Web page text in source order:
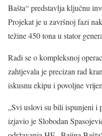
Bašta“ predstavlja ključnu
Projekat je u završnoj fazi
težine 450 tona u stator
Radi se o kompleksnoj
zahtjevala je precizan rad
iskusnu ekipu i povoljne
„Svi uslovi su bili ispunjeni i
izjavio je Slobodan